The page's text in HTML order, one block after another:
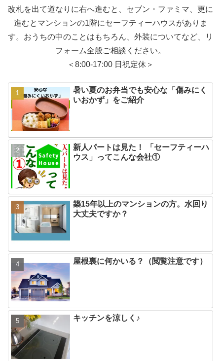
改札を出て道なりに右へ進むと、セブン・ファミマ、更に
進むとマンションの1階にセーフティーハウスがありま
す。おうちの中のことはもちろん、外装についてなど、リ
フォーム全般ご相談ください。
＜8:00-17:00 日祝定休＞
暑い夏のお弁当でも安心な「傷みにく
いおかず」をご紹介
新人パートは見た！ 「セーフティーハ
ウス」ってこんな会社①
築15年以上のマンションの方。水回り
大丈夫ですか？
屋根裏に何かいる？（閲覧注意です）
キッチンを涼しく♪